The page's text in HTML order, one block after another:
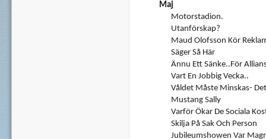
Maj
Motorstadion.
Utanförskap?
Maud Olofsson Kör
Säger Så Här
Ännu Ett Sänke..för
Vart En Jobbig Vecka..
Våldet Måste Minskas-
Mustang Sally
Varför Ökar De Sociala
Skilja På Sak Och Person
Jubileumshowen Var